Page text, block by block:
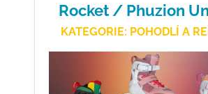
Rocket / Phuzion
KATEGORIE: POHODLÍ A